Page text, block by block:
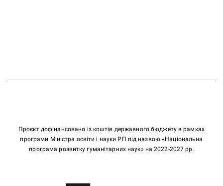
Проєкт дофінансовано із коштів державного бюджету в рамках
програми Міністра освіти і науки РП під назвою «Національна
програма розвитку гуманітарних наук» на 2022-2027 рр.